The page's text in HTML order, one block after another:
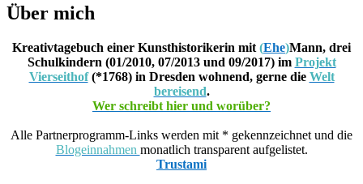
Über mich
Kreativtagebuch einer Kunsthistorikerin mit (Ehe)Mann, drei
Schulkindern (01/2010, 07/2013 und 09/2017) im Projekt
Vierseithof(*1768) in Dresden wohnend, gerne die Welt
bereisend.
Wer schreibt hier und worüber?
Alle Partnerprogramm-Links werden mit * gekennzeichnet und die
Blogeinnahmen monatlich transparent aufgelistet.
Trustami